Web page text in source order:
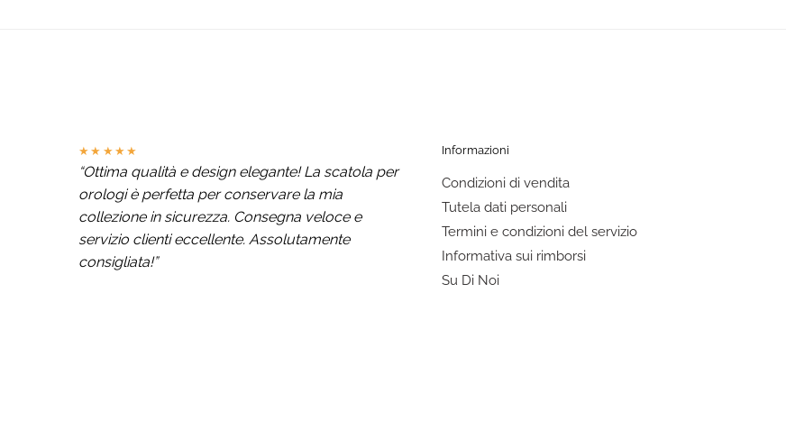
★★★★★
“Ottima qualità e design elegante! La scatola per
orologi è perfetta per conservare la mia
collezione in sicurezza. Consegna veloce e
servizio clienti eccellente. Assolutamente
consigliata!”
Informazioni
Condizioni di vendita
Tutela dati personali
Termini e condizioni del servizio
Informativa sui rimborsi
Su Di Noi